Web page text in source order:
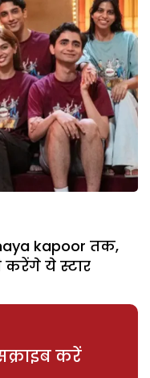
kapoor तक,
करेंगे ये स्टार
करें